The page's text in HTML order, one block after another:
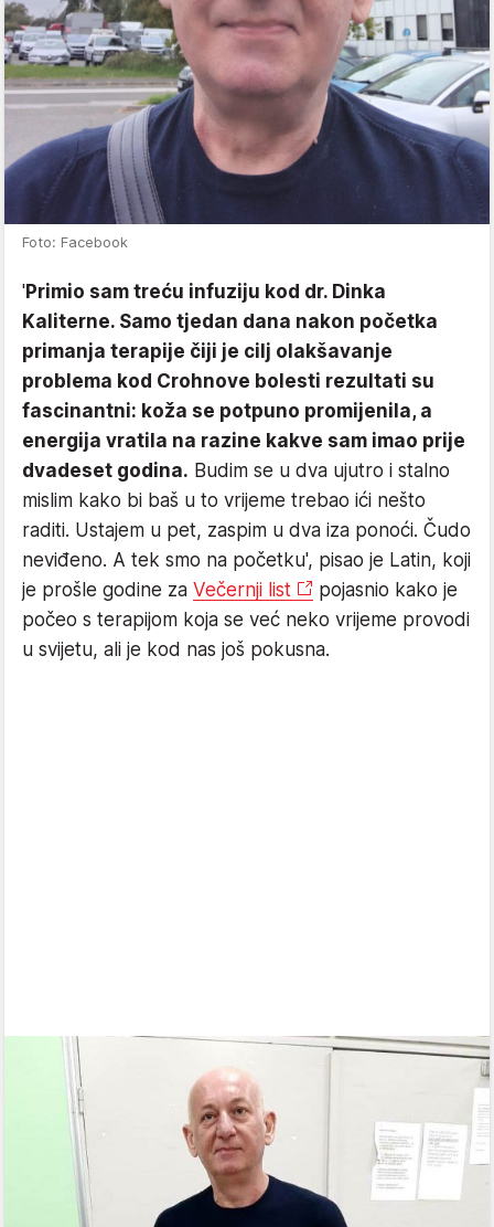
Foto: Facebook
'Primio sam treću infuziju kod dr. Dinka
Kaliterne. Samo tjedan dana nakon početka
primanja terapije čiji je cilj olakšavanje
problema kod Crohnove bolesti rezultati su
fascinantni: koža se potpuno promijenila, a
energija vratila na razine kakve sam imao prije
dvadeset godina. Budim se u dva ujutro i stalno
mislim kako bi baš u to vrijeme trebao ići nešto
raditi. Ustajem u pet, zaspim u dva iza ponoći. Čudo
neviđeno. A tek smo na početku', pisao je Latin, koji
je prošle godine za Večernji list
pojasnio kako je
počeo s terapijom koja se već neko vrijeme provodi
u svijetu, ali je kod nas još pokusna.